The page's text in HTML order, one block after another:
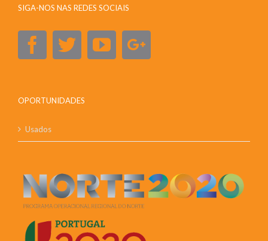
SIGA-NOS NAS REDES SOCIAIS
OPORTUNIDADES
Usados